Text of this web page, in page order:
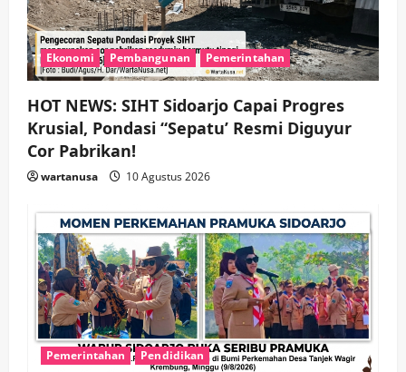
Ekonomi Pembangunan Pemerintahan
HOT NEWS: SIHT Sidoarjo Capai Progres
Krusial, Pondasi “Sepatu’ Resmi Diguyur
Cor Pabrikan!
wartanusa 10 Agustus 2026
Pemerintahan Pendidikan